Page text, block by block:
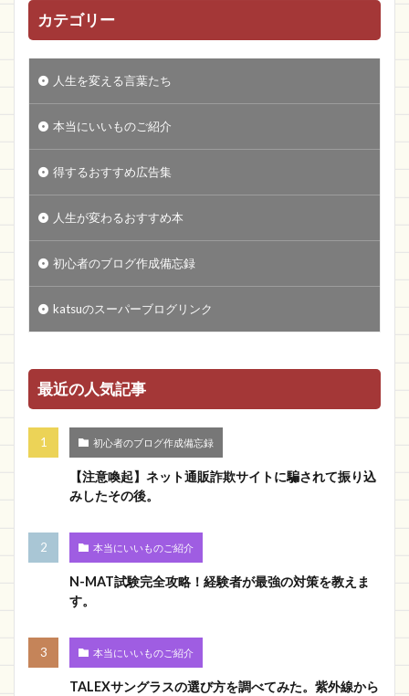
カテゴリー
人生を変える言葉たち
本当にいいものご紹介
得するおすすめ広告集
人生が変わるおすすめ本
初心者のブログ作成備忘録
katsuのスーパーブログリンク
最近の人気記事
初心者のブログ作成備忘録
【注意喚起】ネット通販詐欺サイトに騙されて振り込
みしたその後。
本当にいいものご紹介
N-MAT試験完全攻略！経験者が最強の対策を教えま
す。
本当にいいものご紹介
TALEXサングラスの選び方を調べてみた。紫外線から